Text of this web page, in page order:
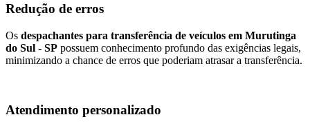
Redução de erros
Os despachantes para transferência de veículos em Murutinga
do Sul - SP possuem conhecimento profundo das exigências legais,
minimizando a chance de erros que poderiam atrasar a transferência.
Atendimento personalizado